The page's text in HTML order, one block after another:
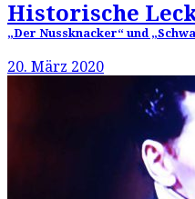
Historische
„Der Nussknacker“ und
20. März 2020